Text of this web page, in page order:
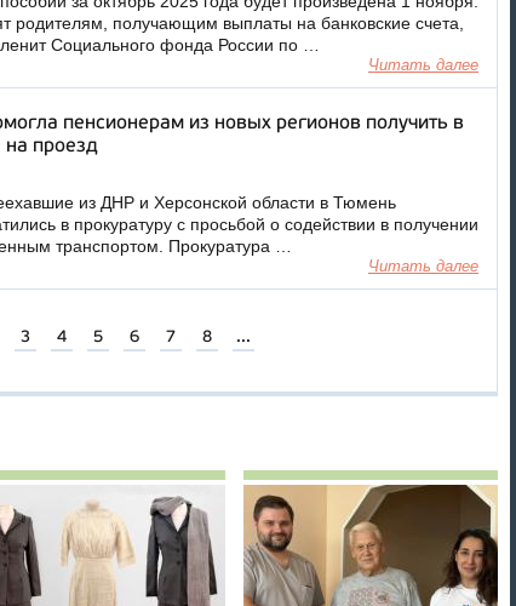
родителям, получающим выплаты на банковские счета,
Социального фонда России по …
Читать далее
пенсионерам из новых регионов получить в
проезд
из ДНР и Херсонской области в Тюмень
в прокуратуру с просьбой о содействии в получении
транспортом. Прокуратура …
Читать далее
3 4 5 6 7 8 ...